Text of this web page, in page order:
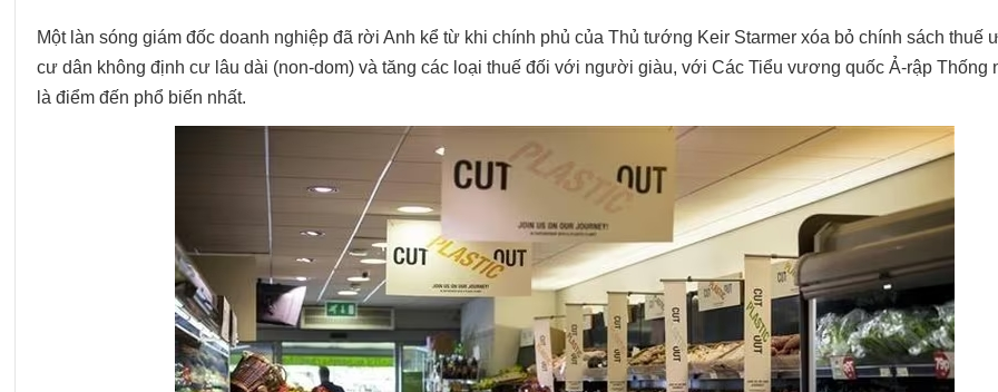
Một làn sóng giám đốc doanh nghiệp đã rời Anh kể từ khi chính phủ của Thủ tướng Keir Starmer xóa bỏ chính sách thuế
cư dân không định cư lâu dài (non-dom) và tăng các loại thuế đối với người giàu, với Các Tiểu vương quốc Ả-rập Thống
là điểm đến phổ biến nhất.